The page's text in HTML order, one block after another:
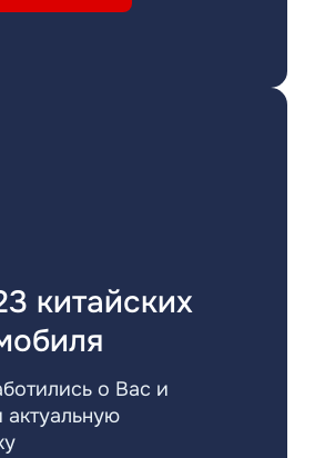
китайских
о Вас и
актуальную